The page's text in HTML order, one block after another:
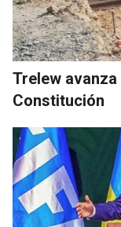
Trelew
Constitución